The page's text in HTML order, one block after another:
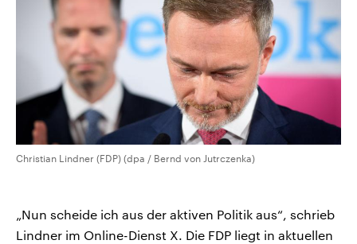
Audio-Archiv
Christian Lindner (FDP) (dpa / Bernd von Jutrczenka)
„Nun scheide ich aus der aktiven Politik aus“, schrieb
Lindner im Online-Dienst X. Die FDP liegt in aktuellen